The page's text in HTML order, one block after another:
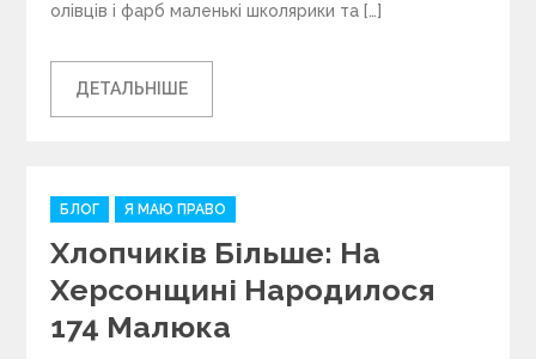
олівців і фарб маленькі школярики та […]
ДЕТАЛЬНІШЕ
C
a
t
e
g
o
БЛОГ Я МАЮ ПРАВО
Хлопчиків Більше: На
Херсонщині Народилося
174 Малюка